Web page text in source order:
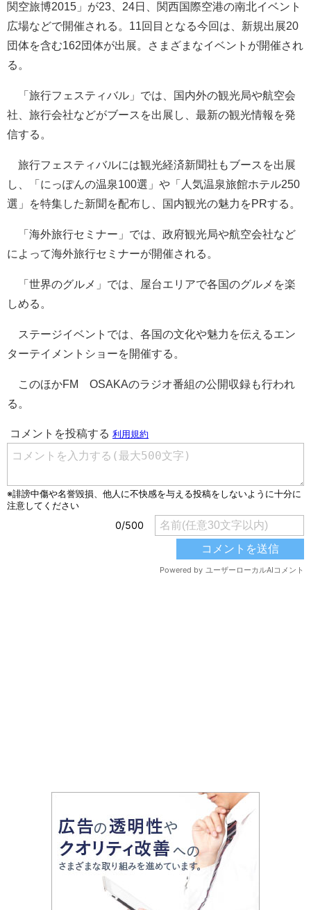
関空旅博2015」が23、24日、関西国際空港の南北イベント
広場などで開催される。11回目となる今回は、新規出展20
団体を含む162団体が出展。さまざまなイベントが開催され
る。
「旅行フェスティバル」では、国内外の観光局や航空会
社、旅行会社などがブースを出展し、最新の観光情報を発
信する。
旅行フェスティバルには観光経済新聞社もブースを出展
し、「にっぽんの温泉100選」や「人気温泉旅館ホテル250
選」を特集した新聞を配布し、国内観光の魅力をPRする。
「海外旅行セミナー」では、政府観光局や航空会社など
によって海外旅行セミナーが開催される。
「世界のグルメ」では、屋台エリアで各国のグルメを楽
しめる。
ステージイベントでは、各国の文化や魅力を伝えるエン
ターテイメントショーを開催する。
このほかFM OSAKAのラジオ番組の公開収録も行われ
る。